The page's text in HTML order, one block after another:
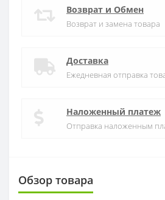
Возврат и Обмен
Возврат и замена товара
Доставка
Ежедневная отправка
Наложенный платеж
Отправка наложенным
Обзор товара